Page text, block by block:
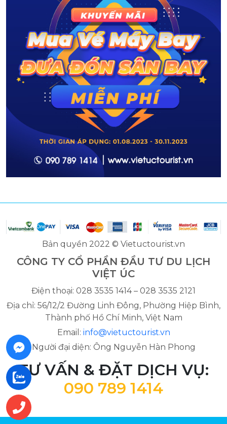
Bản quyền 2022 © Vietuctourist.vn
CÔNG TY CỔ PHẦN ĐẦU TƯ DU LỊCH
VIỆT ÚC
Điện thoại: 028 3535 1414 – 028 3535 2121
Địa chỉ: 56/12/2 Đường Linh Đông, Phường Hiệp Bình,
Thành phố Hồ Chí Minh, Việt Nam
Email: info@vietuctourist.vn
Người đại diện: Ông Nguyễn Hàn Phong
TƯ VẤN & ĐẶT DỊCH VỤ:
090 789 1414